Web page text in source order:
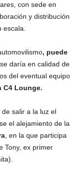
con sede en
y distribución
, puede
daría en calidad de
del eventual equipo
C4 Lounge.
de salir a la luz el
el alejamiento de la
, en la que participa
Tony, ex primer